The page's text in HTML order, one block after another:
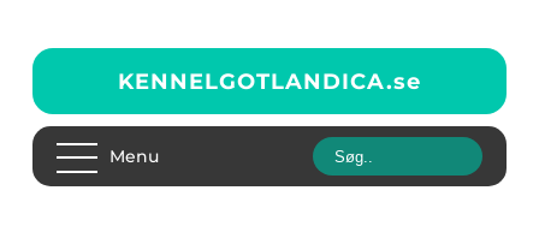
KENNELGOTLANDICA.se
Menu